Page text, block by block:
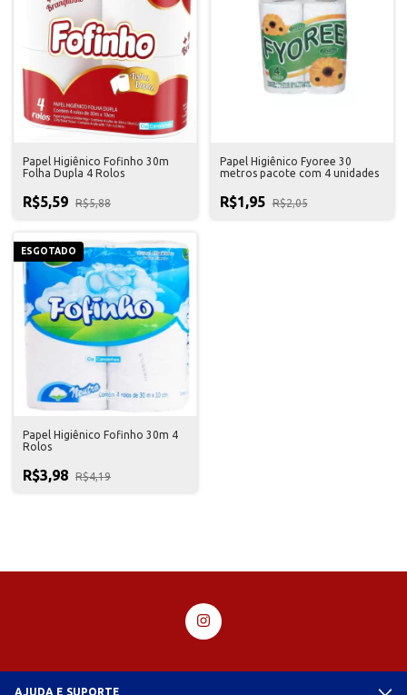
Papel Higiênico Fofinho 30m
Folha Dupla 4 Rolos
R$5,59 R$5,88
Papel Higiênico Fyoree 30
metros pacote com 4 unidades
R$1,95 R$2,05
ESGOTADO
Papel Higiênico Fofinho 30m 4
Rolos
R$3,98 R$4,19
AJUDA E SUPORTE